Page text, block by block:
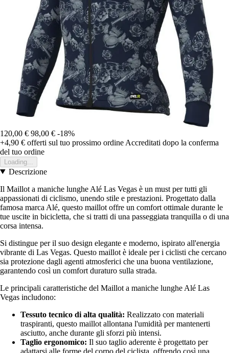
120,00 € 98,00 € -18%
+4,90 € offerti sul tuo prossimo ordine Accreditati dopo la conferma
del tuo ordine
Loading...
Descrizione
Il Maillot a maniche lunghe Alé Las Vegas è un must per tutti gli
appassionati di ciclismo, unendo stile e prestazioni. Progettato dalla
famosa marca Alé, questo maillot offre un comfort ottimale durante le
tue uscite in bicicletta, che si tratti di una passeggiata tranquilla o di una
corsa intensa.
Si distingue per il suo design elegante e moderno, ispirato all'energia
vibrante di Las Vegas. Questo maillot è ideale per i ciclisti che cercano
sia protezione dagli agenti atmosferici che una buona ventilazione,
garantendo così un comfort duraturo sulla strada.
Le principali caratteristiche del Maillot a maniche lunghe Alé Las
Vegas includono:
Tessuto tecnico di alta qualità: Realizzato con materiali
traspiranti, questo maillot allontana l'umidità per mantenerti
asciutto, anche durante gli sforzi più intensi.
Taglio ergonomico: Il suo taglio aderente è progettato per
adattarsi alle forme del corpo del ciclista, offrendo così una